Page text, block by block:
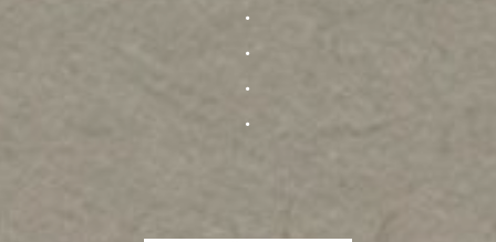
・
・
・
・